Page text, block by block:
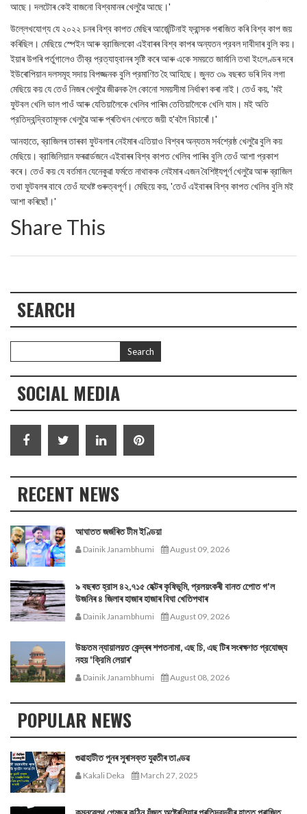
আছে। দলটোৰ কেই বাজনো বিশ্বমানৰ খেলুৱৈ আছে।'
উল্লেখযোগ্য যে ২০২২ চনৰ বিশ্ব কাপত মেছিৰ আর্জেন্টিনাই ফ্রান্সক পৰাজিত কৰি বিশ্ব কাপ জয়
কৰিছিল। মেছিয়ে স্পেইন আৰু ব্রাজিলকো এইবাৰৰ বিশ্ব কাপৰ অন্যতন প্রবল দাবীদাৰ বুলি কয়।
ইয়াৰ উপৰি পর্তুগালেও তীব্র প্রত্যাহ্বানৰ সৃষ্টি কৰে আৰু একে সময়তে জার্মানি তথা ইংলেণ্ডৰ দৰে
ইউৰোপিয়ান দলসমূহ সদায় বিপজ্জনক বুলি প্রমাণিত হৈ আহিছে। জুনত ৩৯ বছৰত ভৰি দিব লগা
মেছিয়ে কয় যে তেওঁ নিজৰ খেলুৱৈ জীৱনক লৈ কোনো সময়সীমা নির্ধাৰণ কৰা নাই। তেওঁ কয়, 'মই
ফুটবল খেলি ভাল পাওঁ আৰু যেতিয়ালৈকে খেলিব পাৰিম তেতিয়ালৈকে খেলি যাম। মই অতি
প্রতিদ্বন্দ্বিতামূলক খেলুৱৈ আৰু প্ৰতিখন খেলতে জয়ী হ'বলৈ বিচাৰোঁ।'
আনহাতে, ব্রাজিলৰ তাৰকা ফুটবলাৰ নেইমাৰ এতিয়াও বিশ্বৰ অন্যতম সর্বশ্রেষ্ঠ খেলুৱৈ বুলি কয়
মেছিয়ে। ব্রাজিলিয়ান ফৰৱাৰ্ডজনে এইবাৰৰ বিশ্ব কাপত খেলিব পাৰিব বুলি তেওঁ আশা প্রকাশ
কৰে। তেওঁ কয় যে বর্তমান যেনেকুৱা ফৰ্মতে নাথাকক নেইমাৰ এজন বৈশিষ্ট্যপূর্ণ খেলুৱৈ আৰু ব্রাজিল
তথা ফুটবলৰ বাবে তেওঁ যথেষ্ট গুৰুত্বপূর্ণ। মেছিয়ে কয়, 'তেওঁ এইবাৰৰ বিশ্ব কাপত খেলিব বুলি মই
আশা কৰিছোঁ।'
Share This
SEARCH
SOCIAL MEDIA
RECENT NEWS
আঘাতত জৰ্জৰিত টীম ইণ্ডিয়া
Dainik Janambhumi August 09, 2026
৯ বছৰত হ্রাস ৪২,৭১৫ হেক্টৰ কৃষিভূমি, প্রলয়ংকৰী বানত পোেত গ'ল
উজনিৰ ৪ জিলাৰ হাজাৰ হাজাৰ বিঘা খেতিপথাৰ
Dainik Janambhumi August 09, 2026
উচ্চতম ন্যায়ালয়ত কেন্দ্ৰৰ শপতনামা, এছ চি, এছ টিৰ সংৰক্ষণত প্রযোজ্য
নহয় 'ক্রিমি লেয়াৰ'
Dainik Janambhumi August 08, 2026
POPULAR NEWS
গুৱাহাটীত পুনৰ সুৰাসক্ত যুৱতীৰ তাণ্ডৱ
Kakali Deka March 27, 2025